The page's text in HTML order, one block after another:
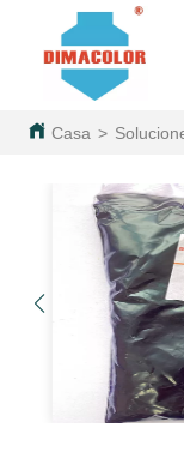
Casa >